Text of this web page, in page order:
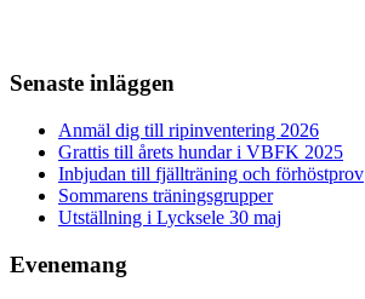
Primärt
sidofält
Senaste inläggen
Anmäl dig till ripinventering 2026
Grattis till årets hundar i VBFK 2025
Inbjudan till fjällträning och förhöstprov
Sommarens träningsgrupper
Utställning i Lycksele 30 maj
Evenemang